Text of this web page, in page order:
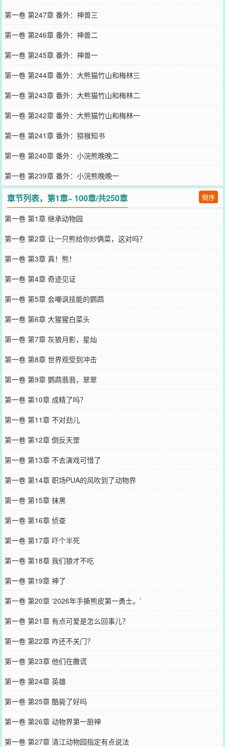
第一卷 第247章 番外：神兽三
第一卷 第246章 番外：神兽二
第一卷 第245章 番外：神兽一
第一卷 第244章 番外：大熊猫竹山和梅林三
第一卷 第243章 番外：大熊猫竹山和梅林二
第一卷 第242章 番外：大熊猫竹山和梅林一
第一卷 第241章 番外：猕猴知书
第一卷 第240章 番外：小浣熊晚晚二
第一卷 第239章 番外：小浣熊晚晚一
章节列表，第1章~ 100章/共250章 倒序
第一卷 第1章 继承动物园
第一卷 第2章 让一只熊给你炒俩菜，这对吗？
第一卷 第3章 真！熊！
第一卷 第4章 奇迹见证
第一卷 第5章 会嘲讽技能的鹦鹉
第一卷 第6章 大猩猩白菜头
第一卷 第7章 灰狼月影，星灿
第一卷 第8章 世界观受到冲击
第一卷 第9章 鹦鹉翡翡，翠翠
第一卷 第10章 成精了吗？
第一卷 第11章 不对劲儿
第一卷 第12章 倒反天罡
第一卷 第13章 不去演戏可惜了
第一卷 第14章 职场PUA的风吹到了动物界
第一卷 第15章 抹黑
第一卷 第16章 侦查
第一卷 第17章 吓个半死
第一卷 第18章 我们狼才不吃
第一卷 第19章 神了
第一卷 第20章 ‘2026年手撕熊皮第一勇士。’
第一卷 第21章 有点可爱是怎么回事儿？
第一卷 第22章 咋还不关门？
第一卷 第23章 他们在撒谎
第一卷 第24章 英雄
第一卷 第25章 酷毙了好吗
第一卷 第26章 动物界第一厨神
第一卷 第27章 清江动物园指定有点说法